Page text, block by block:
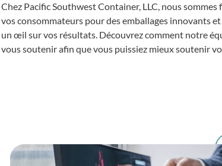
Chez Pacific Southwest Container, LLC, nous
vos consommateurs pour des emballages innovants
un œil sur vos résultats. Découvrez comment notre
vous soutenir afin que vous puissiez mieux soutenir